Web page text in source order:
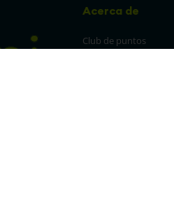
Acerca de
Club de puntos